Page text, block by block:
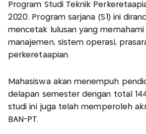
Program Studi Teknik
2020. Program sarjana (S1) ini
mencetak lulusan yang memahami
manajemen, sistem operasi,
perkeretaapian.
Mahasiswa akan menempuh
delapan semester dengan total
studi ini juga telah memperoleh
BAN-PT.